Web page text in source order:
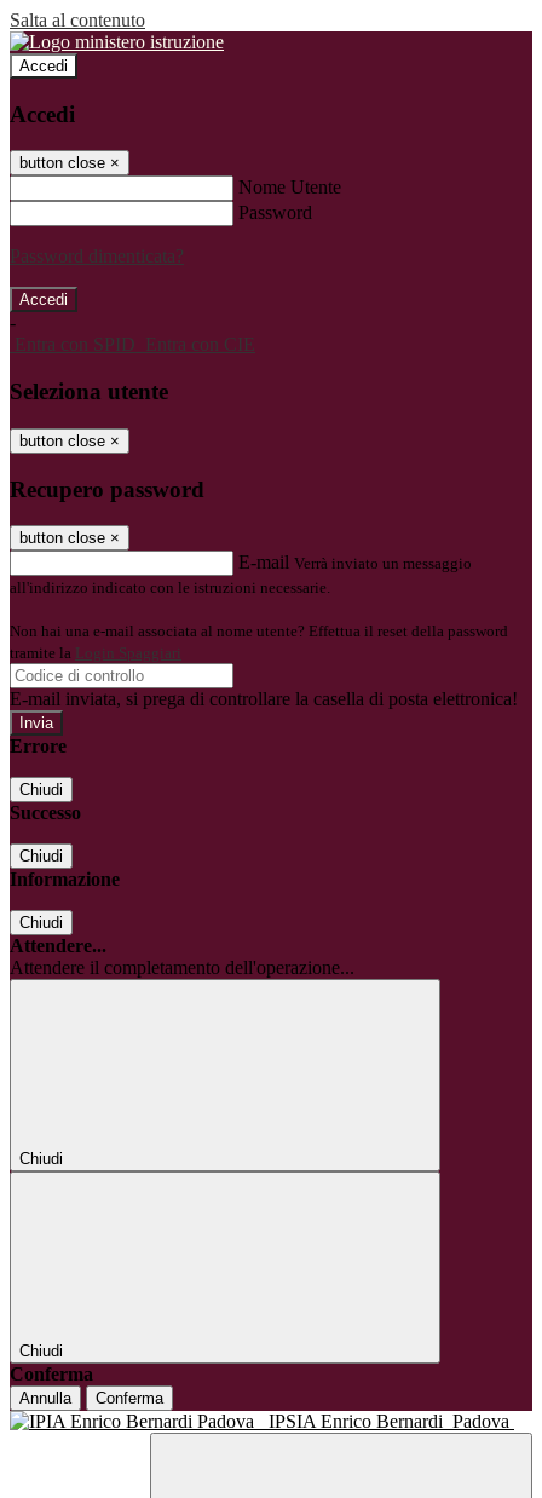
Salta al contenuto
Accedi
Accedi
button close ×
Nome Utente
Password
Password dimenticata?
-
Entra con SPID Entra con CIE
Seleziona utente
button close ×
Recupero password
button close ×
E-mail Verrà inviato un messaggio
all'indirizzo indicato con le istruzioni necessarie.
Non hai una e-mail associata al nome utente? Effettua il reset della password
tramite la Login Spaggiari
E-mail inviata, si prega di controllare la casella di posta elettronica!
Errore
Chiudi
Successo
Chiudi
Informazione
Chiudi
Attendere...
Attendere il completamento dell'operazione...
Chiudi
Chiudi
Conferma
Annulla Conferma
IPSIA Enrico Bernardi Padova